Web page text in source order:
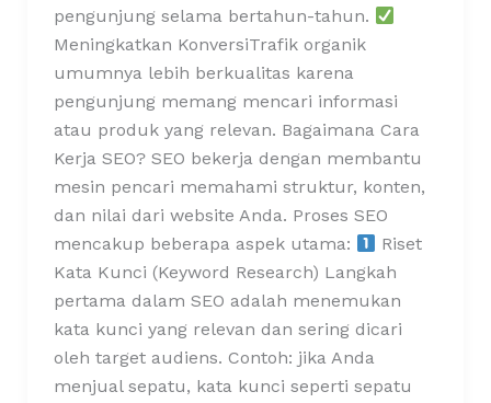
pengunjung selama bertahun-tahun.
Meningkatkan KonversiTrafik organik
umumnya lebih berkualitas karena
pengunjung memang mencari informasi
atau produk yang relevan. Bagaimana Cara
Kerja SEO? SEO bekerja dengan membantu
mesin pencari memahami struktur, konten,
dan nilai dari website Anda. Proses SEO
mencakup beberapa aspek utama:
Riset
Kata Kunci (Keyword Research) Langkah
pertama dalam SEO adalah menemukan
kata kunci yang relevan dan sering dicari
oleh target audiens. Contoh: jika Anda
menjual sepatu, kata kunci seperti sepatu